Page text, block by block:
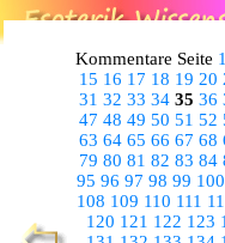
Kommentare Seite 1
15 16 17 18 19 20
31 32 33 34 35 36
47 48 49 50 51 52
63 64 65 66 67 68
79 80 81 82 83 84
95 96 97 98 99 100
108 109 110 111
120 121 122 123